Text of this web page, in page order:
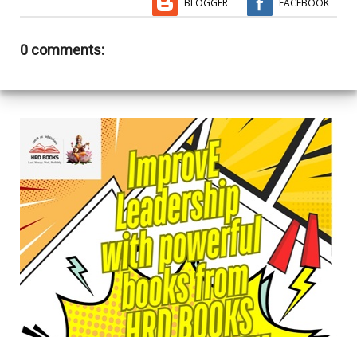
BLOGGER FACEBOOK
0 comments: